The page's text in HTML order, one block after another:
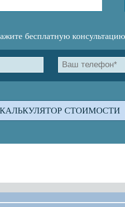
бесплатную
КАЛЬКУЛЯТОР СТОИМОСТИ